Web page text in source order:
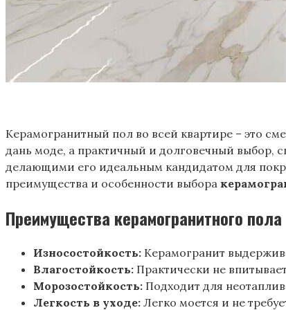
Керамогранитный пол во всей квартире – это
дань моде, а практичный и долговечный выбор,
делающими его идеальным кандидатом для
преимущества и особенности выбора
Преимущества керамогранитного пола
Износостойкость: Керамогранит
Влагостойкость: Практически не
Морозостойкость: Подходит для
Легкость в уходе: Легко моется и не